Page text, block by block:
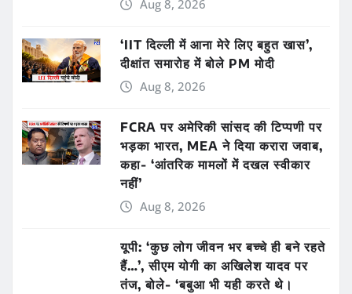
Aug 8, 2026
‘IIT दिल्ली में आना मेरे लिए बहुत खास’,
दीक्षांत समारोह में बोले PM मोदी
Aug 8, 2026
FCRA पर अमेरिकी सांसद की टिप्पणी पर
भड़का भारत, MEA ने दिया करारा जवाब,
कहा- ‘आंतरिक मामलों में दखल स्वीकार
नहीं’
Aug 8, 2026
यूपी: ‘कुछ लोग जीवन भर बच्चे ही बने रहते
हैं…’, सीएम योगी का अखिलेश यादव पर
तंज, बोले- ‘बबुआ भी यही करते थे।